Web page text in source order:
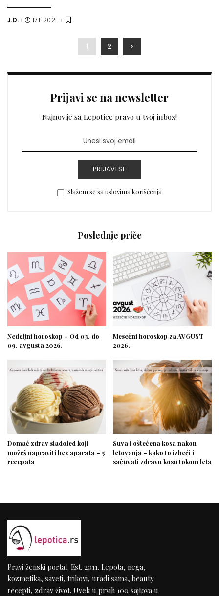
Posted
J.D. 17.11.2021.
1 2
Prijavi se na newsletter
Najnovije sa Lepotice pravo u tvoj inbox!
PRIJAVI SE
Slažem se sa uslovima korišćenja
Poslednje priče
Nedeljni horoskop – Od 03. do
09. avgusta 2026.
Mesečni horoskop za AVGUST
2026.
Domać zdrav sladoled koji
možeš napraviti bez aparata – 5
recepata
Suva i oštećena kosa nakon
letovanja – kako to izbeći i
sačuvati zdravu kosu tokom leta
Pravi ženski portal. Est. 2011. Lepota, nega,
kozmetika, saveti, trikovi, uradi sama, beauty
recepti, zdrav život. Uvek u prvih 100 sajtova u